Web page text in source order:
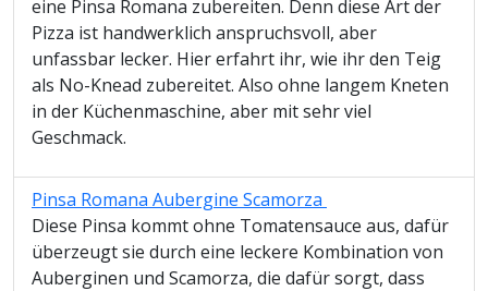
eine Pinsa Romana zubereiten. Denn diese Art der
Pizza ist handwerklich anspruchsvoll, aber
unfassbar lecker. Hier erfahrt ihr, wie ihr den Teig
als No-Knead zubereitet. Also ohne langem Kneten
in der Küchenmaschine, aber mit sehr viel
Geschmack.
Pinsa Romana Aubergine Scamorza
Diese Pinsa kommt ohne Tomatensauce aus, dafür
überzeugt sie durch eine leckere Kombination von
Auberginen und Scamorza, die dafür sorgt, dass